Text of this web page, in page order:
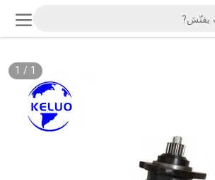
1
/
1